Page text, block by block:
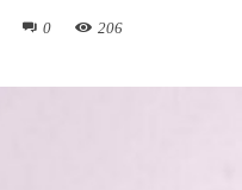
0 206